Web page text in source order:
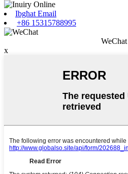
Ibgħat Email
+86 15315788995
WeChat
x